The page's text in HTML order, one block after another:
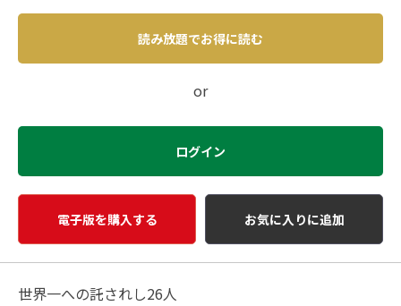
読み放題でお得に読む
or
ログイン
電子版を購入する お気に入りに追加
世界一への託されし26人